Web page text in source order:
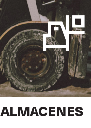
ALMACENES